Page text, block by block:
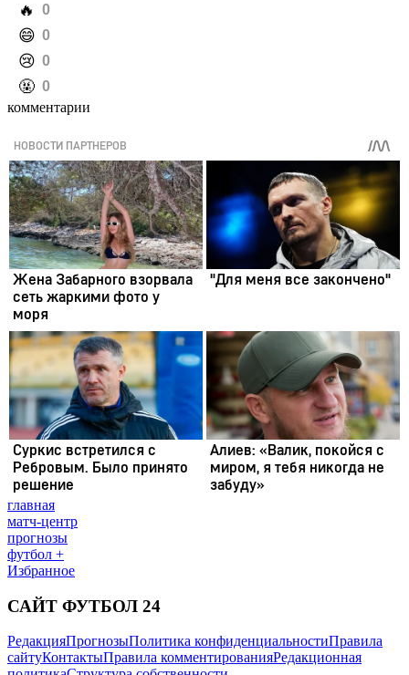
️🔥 0
️😄 0
️😢 0
️🤬 0
комментарии
главная
матч-центр
прогнозы
футбол +
Избранное
САЙТ ФУТБОЛ 24
РедакцияПрогнозыПолитика конфиденциальностиПравила
сайтуКонтактыПравила комментированияРедакционная